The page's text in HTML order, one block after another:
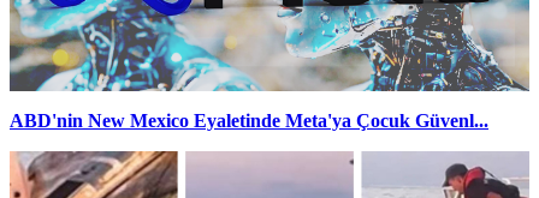
ABD'nin New Mexico Eyaletinde Meta'ya Çocuk Güvenl...